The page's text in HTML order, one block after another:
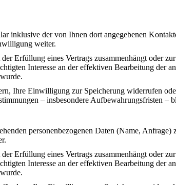
inklusive der von Ihnen dort angegebenen
weiter.
Erfüllung eines Vertrags zusammenhängt oder
Interesse an der effektiven Bearbeitung der
Ihre Einwilligung zur Speicherung widerrufen
– insbesondere Aufbewahrungsfristen –
personenbezogenen Daten (Name, Anfrage)
Erfüllung eines Vertrags zusammenhängt oder
Interesse an der effektiven Bearbeitung der